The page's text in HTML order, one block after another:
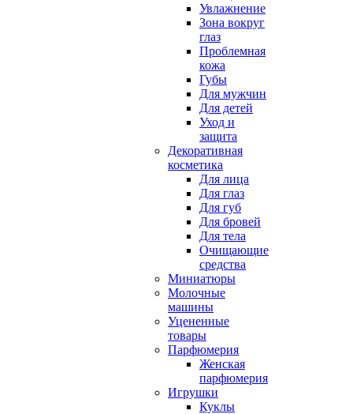
Увлажнение
Зона вокруг
глаз
Проблемная
кожа
Губы
Для мужчин
Для детей
Уход и
защита
Декоративная
косметика
Для лица
Для глаз
Для губ
Для бровей
Для тела
Очищающие
средства
Миниатюры
Молочные
машины
Уцененные
товары
Парфюмерия
Женская
парфюмерия
Игрушки
Куклы